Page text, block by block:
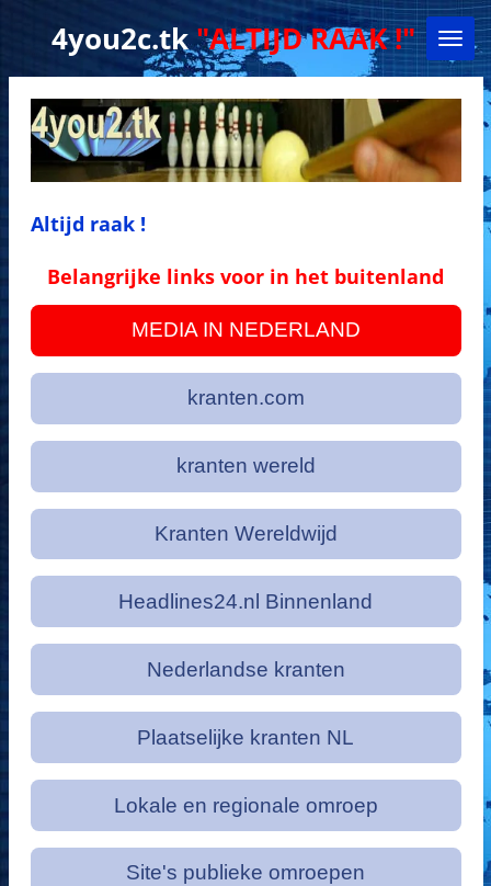
direct
hoofdinhoud
4you2c.tk"ALTIJD RAAK !"
Altijd raak !
Belangrijke links voor in het buitenland
MEDIA IN NEDERLAND
kranten.com
kranten wereld
Kranten Wereldwijd
Headlines24.nl Binnenland
Nederlandse kranten
Plaatselijke kranten NL
Lokale en regionale omroep
Site's publieke omroepen